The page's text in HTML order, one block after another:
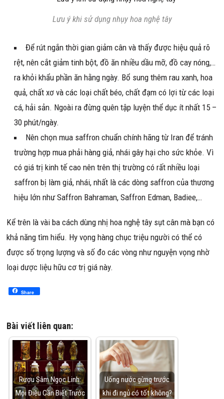
Lưu ý khi sử dụng nhụy hoa nghệ tây
Để rút ngắn thời gian giảm cân và thấy được hiệu quả rõ
rệt, nên cắt giảm tinh bột, đồ ăn nhiều dầu mỡ, đồ cay nóng,…
ra khỏi khẩu phần ăn hằng ngày. Bổ sung thêm rau xanh, hoa
quả, chất xơ và các loại chất béo, chất đạm có lợi từ các loại
cá, hải sản. Ngoài ra đừng quên tập luyện thể dục ít nhất 15 –
30 phút/ngày.
Nên chọn mua saffron chuẩn chính hãng từ Iran để tránh
trường hợp mua phải hàng giả, nhái gây hại cho sức khỏe. Vì
có giá trị kinh tế cao nên trên thị trường có rất nhiều loại
saffron bị làm giả, nhái, nhất là các dòng saffron của thương
hiệu lớn như Saffron Bahraman, Saffron Edman, Badiee,…
Kể trên là vài ba cách dùng nhị hoa nghệ tây sụt cân mà bạn có
khả năng tìm hiểu. Hy vọng hàng chục triệu người có thể có
được số trọng lượng và số đo các vòng như nguyện vọng nhờ
loại dược liệu hữu cơ trị giá này.
Share
Bài viết liên quan:
Rượu Sâm Ngọc Linh:
Mọi Điều Cần Biết Trước
Uống nước gừng trước
khi đi ngủ có tốt không?